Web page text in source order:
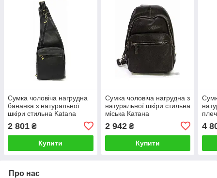
Сумка чоловіча нагрудна
бананка з натуральної
шкіри стильна Katana
2 801 ₴
Купити
Сумка чоловіча нагрудна з
натуральної шкіри стильна
міська Катана
2 942₴
Купити
4
Про нас